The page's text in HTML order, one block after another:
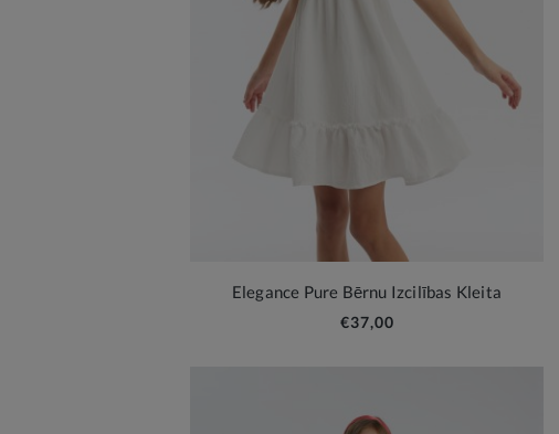
Elegance Pure Bērnu Izcilības Kleita
€37,00